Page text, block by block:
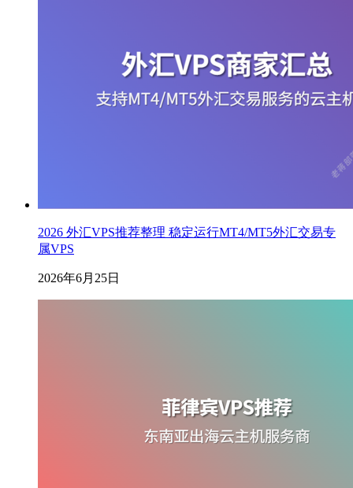
2026 外汇VPS推荐整理 稳定运行MT4/MT5外汇交易专
属VPS
2026年6月25日